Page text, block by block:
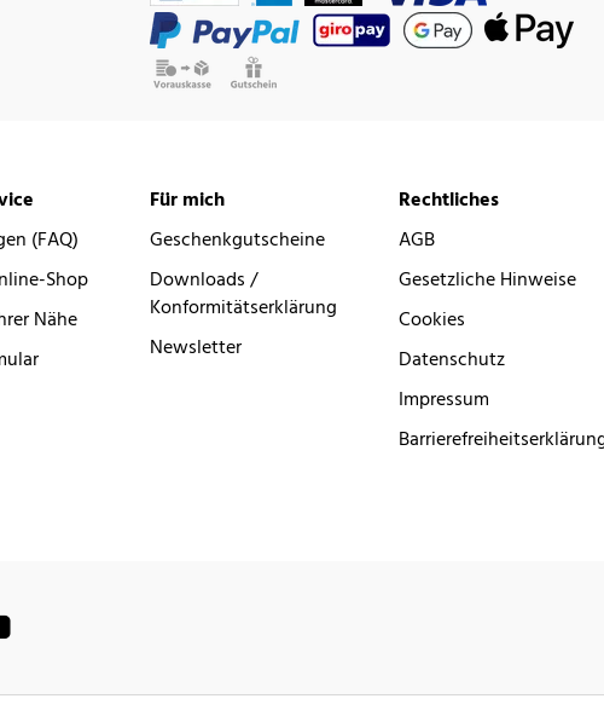
(FAQ)
Shop
Nähe
Für mich
Geschenkgutscheine
Downloads /
Konformitätserklärung
Newsletter
Rechtliches
AGB
Gesetzliche Hinweise
Cookies
Datenschutz
Impressum